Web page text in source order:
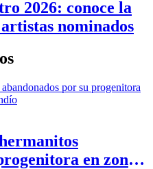
2026: conoce la
nominados
en zona